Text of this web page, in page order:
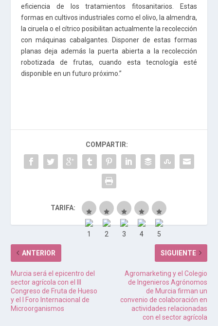
eficiencia de los tratamientos fitosanitarios. Estas
formas en cultivos industriales como el olivo, la almendra,
la ciruela o el cítrico posibilitan actualmente la recolección
con máquinas cabalgantes. Disponer de estas formas
planas deja además la puerta abierta a la recolección
robotizada de frutas, cuando esta tecnología esté
disponible en un futuro próximo.”
COMPARTIR:
TARIFA:
ANTERIOR
Murcia será el epicentro del
sector agrícola con el III
Congreso de Fruta de Hueso
y el I Foro Internacional de
Microorganismos
SIGUIENTE
Agromarketing y el Colegio
de Ingenieros Agrónomos
de Murcia firman un
convenio de colaboración en
actividades relacionadas
con el sector agrícola